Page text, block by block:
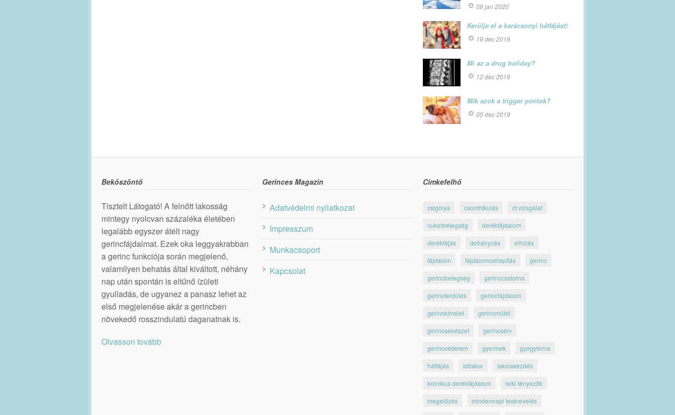
09 jan 2020
Kerülje el a karácsonyi hátfájást!
19 dec 2019
Mi az a drug holiday?
12 dec 2019
Mik azok a trigger pontok?
05 dec 2019
Beköszöntő
Tisztelt Látogató! A felnőtt lakosság
mintegy nyolcvan százaléka életében
legalább egyszer átélt nagy
gerincfájdalmat. Ezek oka leggyakrabban
a gerinc funkciója során megjelenő,
valamilyen behatás által kiváltott, néhány
nap után spontán is eltűnő ízületi
gyulladás, de ugyanez a panasz lehet az
első megjelenése akár a gerincben
növekedő rosszindulatú daganatnak is.
Olvasson tovább
Gerinces Magazin
Adatvédelmi nyilatkozat
Impresszum
Munkacsoport
Kapcsolat
Címkefelhő
csigolya csontritkulás ct vizsgálat
cukorbetegség derékfájdalom
derékfájás dohányzás elhízás
fájdalom fájdalomcsillapítás gerinc
gerincbetegség gerinccsatorna
gerincferdülés gerincfájdalom
gerinckímélet gerincműtét
gerincsebészet gerincsérv
gerincvédelem gyermek gyógytorna
hátfájás időskor iskolakezdés
krónikus derékfájdalom lelki tényezők
megelőzés mindennapi testnevelés